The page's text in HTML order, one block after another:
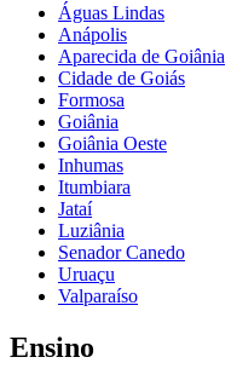
Águas Lindas
Anápolis
Aparecida de Goiânia
Cidade de Goiás
Formosa
Goiânia
Goiânia Oeste
Inhumas
Itumbiara
Jataí
Luziânia
Senador Canedo
Uruaçu
Valparaíso
Ensino